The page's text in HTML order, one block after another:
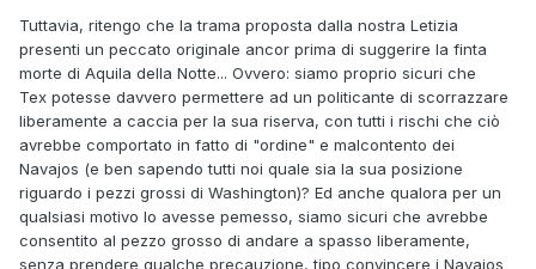
rende conto che c'è un unico modo per evitare che Tex
rimanga ucciso o peggio impiccato dai soldati: per evitare
una sicura guerra indiana che porterebbe allo sterminio dei
Navajo, decide di "uccidere" il suo miglior amico.
Il fratello del senatore gongola alla notizia della morte di Tex
ma non sa che per lui ci sarà una montagna di guai.
Pozzi petrolifici incendiati, esplosioni nelle miniere di
carbone, mandrie che spariscono, banche rapinate e poi
distrutte a suon di candelotti, navi cariche di merci
affondate e, dulcis in fundo, la favolosa villa di Washington,
Tuttavia, ritengo che la trama proposta dalla nostra Letizia
presenti un peccato originale ancor prima di suggerire la finta
morte di Aquila della Notte... Ovvero: siamo proprio sicuri che
Tex potesse davvero permettere ad un politicante di scorrazzare
liberamente a caccia per la sua riserva, con tutti i rischi che ciò
avrebbe comportato in fatto di "ordine" e malcontento dei
Navajos (e ben sapendo tutti noi quale sia la sua posizione
riguardo i pezzi grossi di Washington)? Ed anche qualora per un
qualsiasi motivo lo avesse pemesso, siamo sicuri che avrebbe
consentito al pezzo grosso di andare a spasso liberamente,
senza prendere qualche precauzione, tipo convincere i Navajos